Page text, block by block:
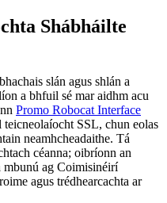
Shábháilte
slán agus shlán a
a bhfuil sé mar aidhm acu
Promo Robocat Interface
SSL, chun eolas
neamhcheadaithe. Tá
céanna; oibríonn an
mbunú ag Coimisinéirí
agus trédhearcachta ar